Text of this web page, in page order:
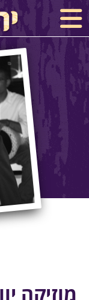
מוזיקה